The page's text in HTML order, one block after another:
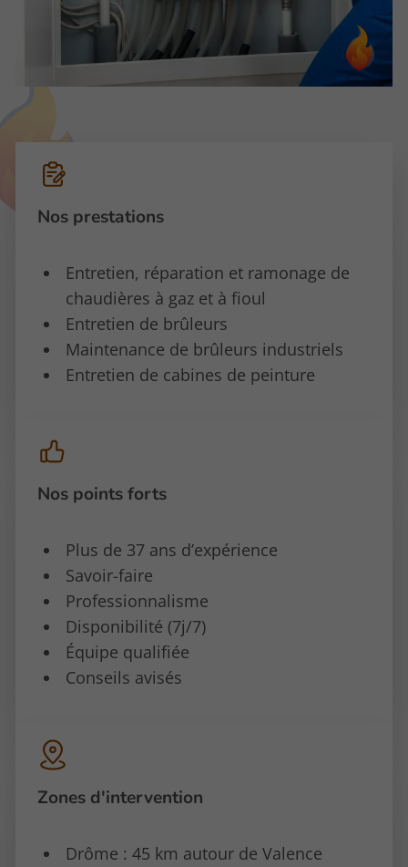
Nos prestations
Entretien, réparation et ramonage de
chaudières à gaz et à fioul
Entretien de brûleurs
Maintenance de brûleurs industriels
Entretien de cabines de peinture
Nos points forts
Plus de 37 ans d’expérience
Savoir-faire
Professionnalisme
Disponibilité (7j/7)
Équipe qualifiée
Conseils avisés
Zones d'intervention
Drôme : 45 km autour de Valence